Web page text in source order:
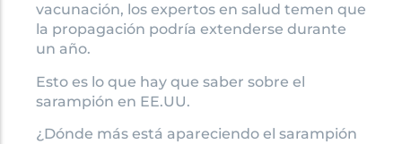
vacunación, los expertos en salud temen que
la propagación podría extenderse durante
un año.
Esto es lo que hay que saber sobre el
sarampión en EE.UU.
¿Dónde más está apareciendo el sarampión